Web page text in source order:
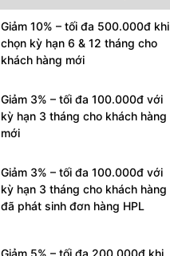
Giảm 10% – tối đa 500.000đ khi
chọn kỳ hạn 6 & 12 tháng cho
khách hàng mới
Giảm 3% – tối đa 100.000đ với
kỳ hạn 3 tháng cho khách hàng
mới
Giảm 3% – tối đa 100.000đ với
kỳ hạn 3 tháng cho khách hàng
đã phát sinh đơn hàng HPL